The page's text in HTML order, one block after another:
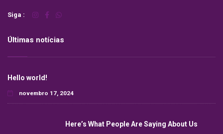
Siga :
Últimas notícias
Hello world!
novembro 17, 2024
Here’s What People Are Saying About Us